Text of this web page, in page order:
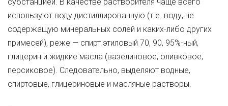
используют воду дистиллированную (т.е. воду, не
содержащую минеральных солей и каких-либо других
примесей), реже — спирт этиловый 70, 90, 95%-ный,
глицерин и жидкие масла (вазелиновое, оливковое,
персиковое). Следовательно, выделяют водные,
спиртовые, глицериновые и масляные растворы.